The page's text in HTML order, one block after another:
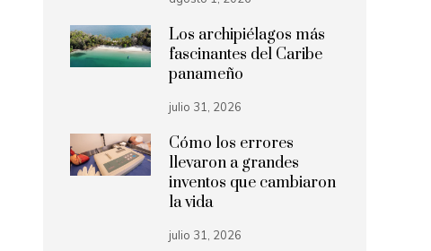
Los archipiélagos más
fascinantes del Caribe
panameño
julio 31, 2026
Cómo los errores
llevaron a grandes
inventos que cambiaron
la vida
julio 31, 2026